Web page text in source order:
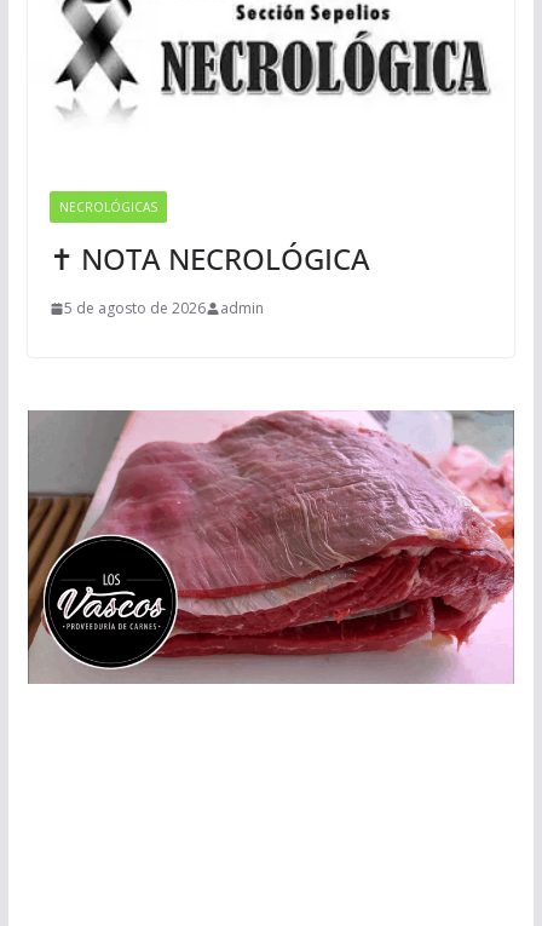
NECROLÓGICAS
✝ NOTA NECROLÓGICA
5 de agosto de 2026 admin